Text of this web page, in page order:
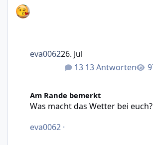
13 Antworten
eva006226. Jul
Am Rande bemerkt
Was macht das Wetter bei euch?
eva0062 ·